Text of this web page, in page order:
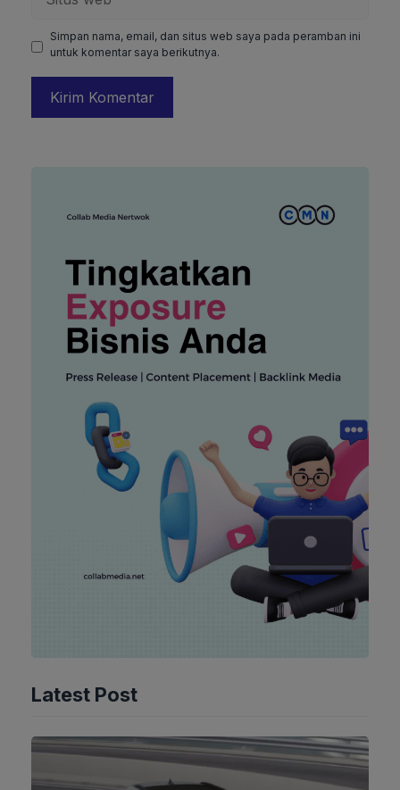
web
Simpan nama, email, dan situs web saya pada peramban ini
untuk komentar saya berikutnya.
Latest Post